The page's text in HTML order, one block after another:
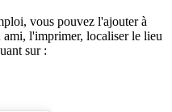
vous pouvez l'ajouter à
l'imprimer, localiser le lieu
sur :